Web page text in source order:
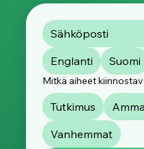
Englanti Suomi
Mitkä aiheet
Tutkimus
Vanhemmat